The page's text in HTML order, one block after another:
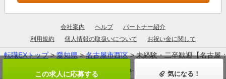
この求人に応募する 気になる！
会社案内 ヘルプ
パートナー紹介
利用規約
個人情報の取扱いについて お祝い金に関して
転職EXトップ>愛知県>名古屋市西区> 未経験・二卒歓迎【名古屋
厚生労働大臣許可：13-ユ-305190